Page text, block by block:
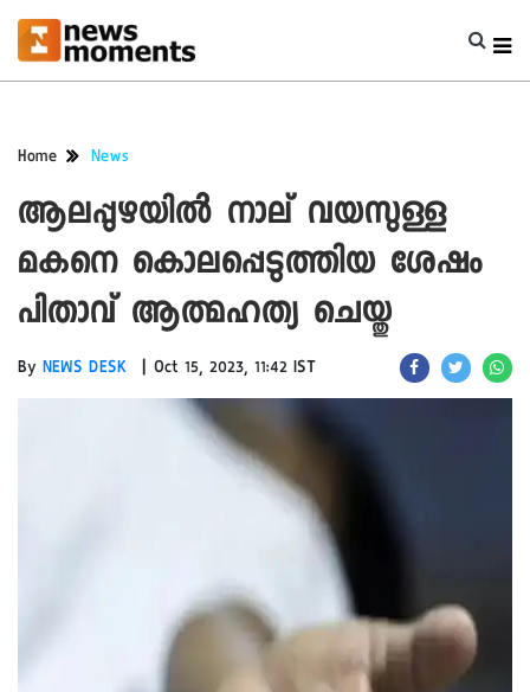
Home News
ആലപ്പുഴയിൽ നാല് വയസുള്ള
മകനെ കൊലപ്പെടുത്തിയ ശേഷം
പിതാവ് ആത്മഹത്യ ചെയ്തു
By NEWS DESK | Oct 15, 2023, 11:42 IST